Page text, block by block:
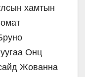
хамтын
Онц
Жованна